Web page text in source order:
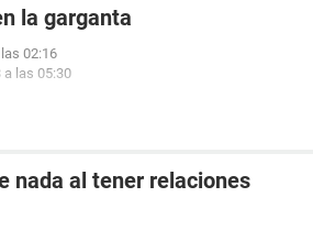
la garganta
02:16
a las 05:30
nada al tener relaciones